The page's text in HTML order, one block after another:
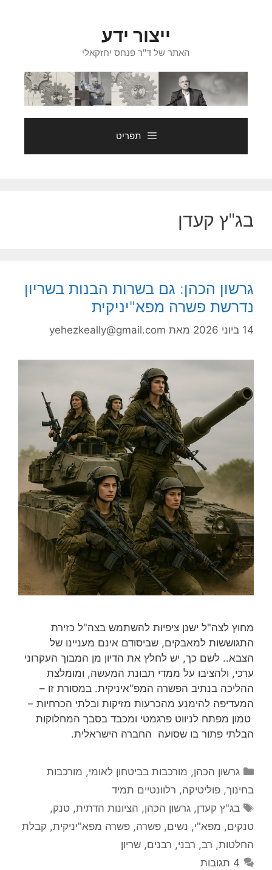
ייצור ידע
האתר של ד"ר פנחס יחזקאלי
תפריט
בג"ץ קעדן
גרשון הכהן: גם בשרות הבנות בשריון
נדרשת פשרה מפא"יניקית
14 ביוני 2026 מאת yehezkeally@gmail.com
מחוץ לצה"ל ישנן ציפיות להשתמש בצה"ל כזירת
התגוששות למאבקים, שביסודם אינם מעניינו של
הצבא.. לשם כך, יש לחלץ את הדיון מן המבוך העקרוני
ערכי, ולהציבו על ממדי תבונת המעשה, ומומלצת
ההליכה בנתיב הפשרה המפ"איניקית. במסורת זו –
המעדיפה להימנע מהכרעות מזיקות ובלתי הכרחיות –
טמון מפתח לניווט פרגמטי ומכבד בסבך המחלוקות
הבלתי פתור בו שסועה החברה הישראלית.
קטגוריות
גרשון הכהן, מורכבות בביטחון לאומי, מורכבות
בחינוך, פוליטיקה, רלוונטיים תמיד
תגיות
בג"ץ קעדן,גרשון הכהן, הציונות הדתית,טנק,
טנקים, מפא"י, נשים, פשרה, פשרה מפא"יניקית, קבלת
החלטות, רב, רבני, רבנים, שריון
4 תגובות